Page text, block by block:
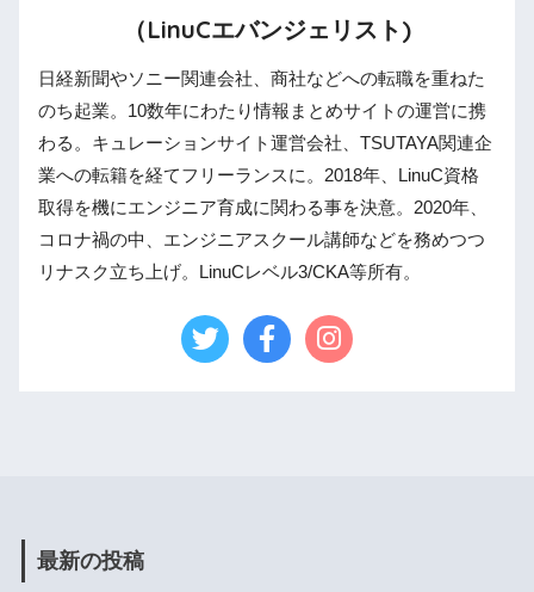
（LinuCエバンジェリスト)
日経新聞やソニー関連会社、商社などへの転職を重ねた
のち起業。10数年にわたり情報まとめサイトの運営に携
わる。キュレーションサイト運営会社、TSUTAYA関連企
業への転籍を経てフリーランスに。2018年、LinuC資格
取得を機にエンジニア育成に関わる事を決意。2020年、
コロナ禍の中、エンジニアスクール講師などを務めつつ
リナスク立ち上げ。LinuCレベル3/CKA等所有。
最新の投稿